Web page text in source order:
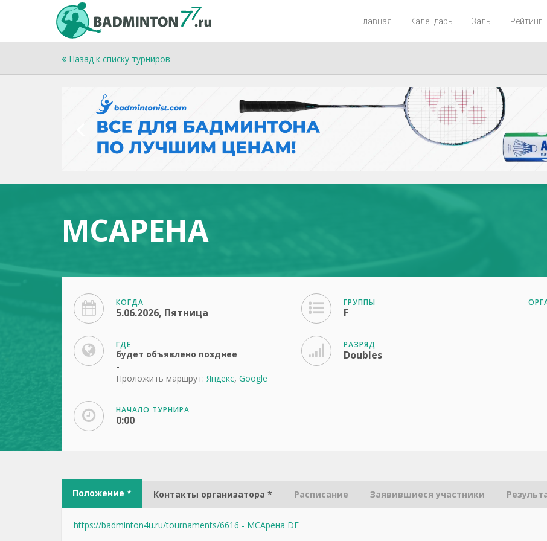
Главная Календарь Залы Рейтинг
Назад к списку турниров
МСАРЕНА
КОГДА
5.06.2026, Пятница
ГДЕ
будет объявлено позднее
-
Проложить маршрут: Яндекс, Google
НАЧАЛО ТУРНИРА
0:00
ГРУППЫ
F
РАЗРЯД
Doubles
Положение * Контакты организатора * Расписание Заявившиеся участники
https://badminton4u.ru/tournaments/6616 - МСАрена DF